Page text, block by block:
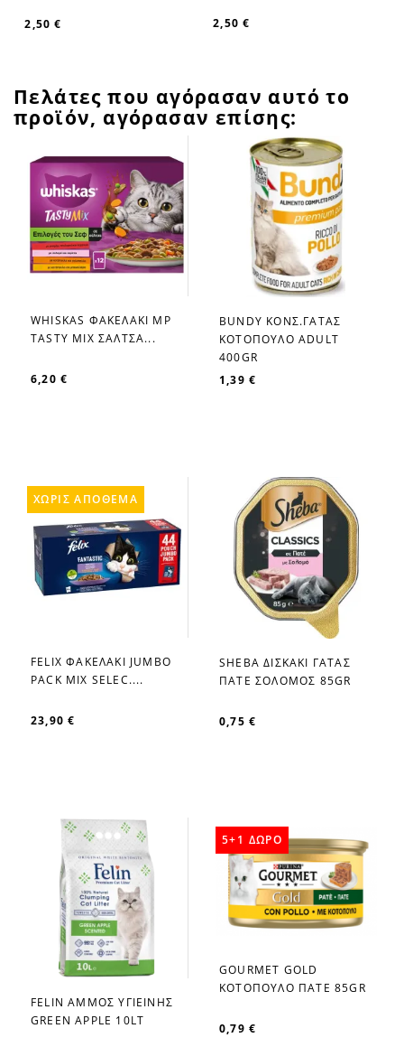
2,50 € 2,50 €
Πελάτες που αγόρασαν αυτό το
προϊόν, αγόρασαν επίσης:
favorite_border
WHISKAS ΦΑΚΕΛΑΚΙ MP
TASTY MIX ΣΑΛΤΣΑ...
6,20 €
favorite_border
BUNDY ΚΟΝΣ.ΓΑΤΑΣ
ΚΟΤΟΠΟΥΛΟ ADULT
400GR
1,39 €
favorite_border
FELIX ΦΑΚΕΛΑΚΙ JUMBO
PACK MIX SELEC....
23,90 €
ΧΩΡΊΣ ΑΠΌΘΕΜΑ
favorite_border
SHEBA ΔΙΣΚΑΚΙ ΓΑΤΑΣ
ΠΑΤΕ ΣΟΛΟΜΟΣ 85GR
0,75 €
favorite_border
FELIN ΑΜΜΟΣ ΥΓΙΕΙΝΗΣ
GREEN APPLE 10LT
favorite_border
GOURMET GOLD
ΚΟΤΟΠΟΥΛΟ ΠΑΤΕ 85GR
0,79 €
5+1 ΔΩΡΟ